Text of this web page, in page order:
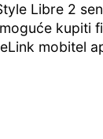
Libre 2
kupiti
mobitel